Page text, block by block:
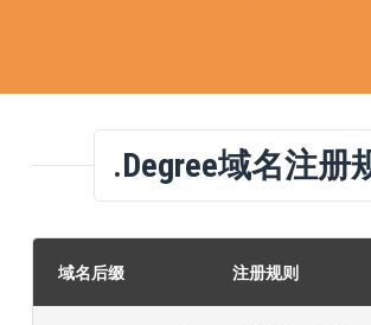
.degree域名注册
域名后缀 注册规则